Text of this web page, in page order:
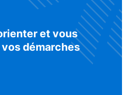
et vous
démarches